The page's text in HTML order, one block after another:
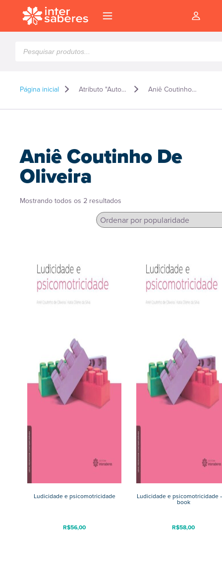
produtos
Página inicial Atributo "Autor" de produto Aniê Coutinho De Oliveira
Aniê Coutinho De
Oliveira
Mostrando todos os 2 resultados
popularidade
Ludicidade e psicomotricidade
R$56,00
Ludicidade e psicomotricidade
book
R$58,00